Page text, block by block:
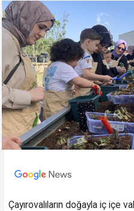
Çayırovalıların doğayla iç içe